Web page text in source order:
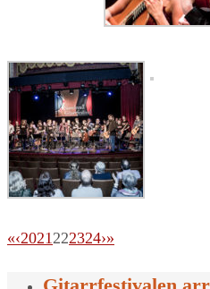
«‹2021 222324›»